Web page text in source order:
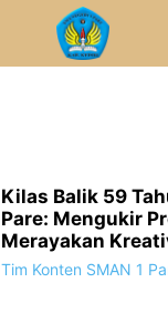
Kilas Balik 59
Pare: Mengukir
Merayakan
Tim Konten SMAN 1